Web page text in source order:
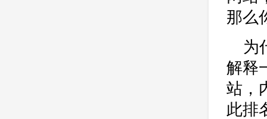
那么
为
解释
站，
此排